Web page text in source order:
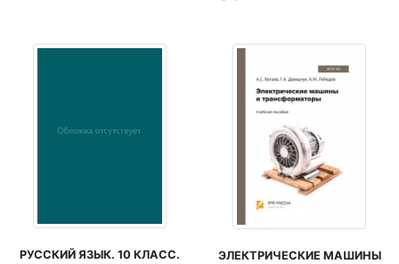
РУССКИЙ ЯЗЫК. 10 КЛАСС.
ЭЛЕКТРИЧЕСКИЕ МАШИНЫ